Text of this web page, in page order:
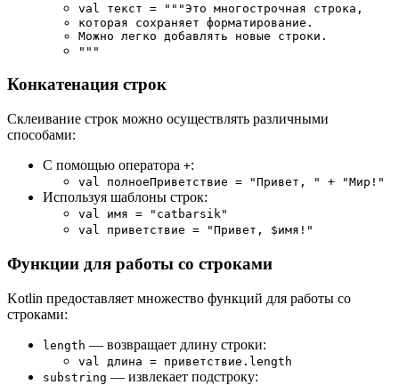
val текст = """Это многострочная строка,
которая сохраняет форматирование.
Можно легко добавлять новые строки.
"""
Конкатенация строк
Склеивание строк можно осуществлять различными
способами:
С помощью оператора +:
val полноеПриветствие = "Привет, " + "Мир!"
Используя шаблоны строк:
val имя = "catbarsik"
val приветствие = "Привет, $имя!"
Функции для работы со строками
Kotlin предоставляет множество функций для работы со
строками:
length — возвращает длину строки:
val длина = приветствие.length
substring — извлекает подстроку: